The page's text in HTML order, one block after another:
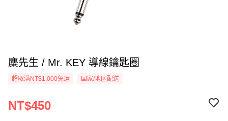
麋先生 / Mr. KEY 導線鑰匙圈
超取满NT$1,000免运 国家/地区配送
NT$450